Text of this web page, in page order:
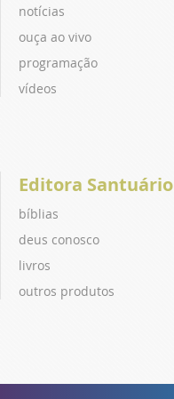
notícias
ouça ao vivo
programação
vídeos
Editora Santuário
bíblias
deus conosco
livros
outros produtos